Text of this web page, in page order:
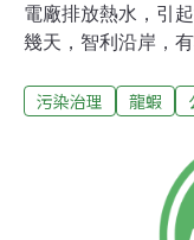
電廠排放熱水，引
幾天，智利沿岸，
到這麼多龍蝦同時
污染治理 龍蝦